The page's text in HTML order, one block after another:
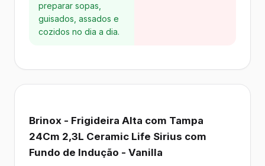
preparar sopas,
guisados, assados e
cozidos no dia a dia.
Brinox - Frigideira Alta com Tampa
24Cm 2,3L Ceramic Life Sirius com
Fundo de Indução - Vanilla